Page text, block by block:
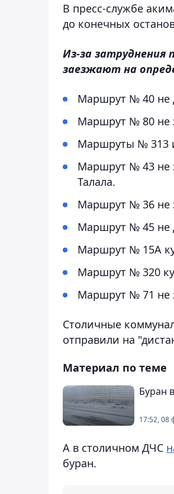
В пресс-службе
до конечных
Из-за
заезжают на
Маршрут № 40 не
Маршрут № 80 не
Маршруты № 313
Маршрут № 43 не
Талала.
Маршрут № 36 не
Маршрут № 45 не
Маршрут № 15А
Маршрут № 320
Маршрут № 71 не
Столичные
отправили на
Материал по теме
Буран
17:52, 08
А в столичном ДЧС
буран.